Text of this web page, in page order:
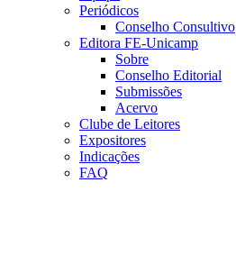
Periódicos
Conselho Consultivo
Editora FE-Unicamp
Sobre
Conselho Editorial
Submissões
Acervo
Clube de Leitores
Expositores
Indicações
FAQ